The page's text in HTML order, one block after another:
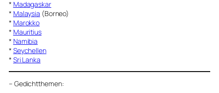
* Madagaskar
* Malaysia (Borneo)
* Marokko
* Mauritius
* Namibia
* Seychellen
* Sri Lanka
– Gedichtthemen: